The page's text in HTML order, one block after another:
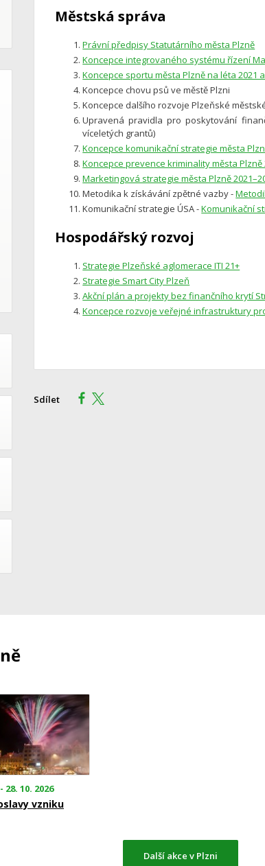
Městská správa
Právní předpisy Statutárního města Plzně
Koncepce integrovaného systému řízení
Koncepce sportu města Plzně na léta 2021
Koncepce chovu psů ve městě Plzni
Koncepce dalšího rozvoje Plzeňské
Upravená pravidla pro poskytování
víceletých grantů)
Koncepce komunikační strategie města
Koncepce prevence kriminality města Plzně
Marketingová strategie města Plzně
Metodika k získávání zpětné vazby -
Komunikační strategie ÚSA -Komunikační
Hospodářský rozvoj
Strategie Plzeňské aglomerace ITI 21+
Strategie Smart City Plzeň
Akční plán a projekty bez finančního krytí
Koncepce rozvoje veřejné infrastruktury
Sdílet
28. 10. 2026
vzniku
Další akce v Plzni